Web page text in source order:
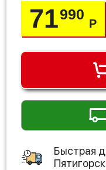
71990
Р
Быстрая
Пятигорск